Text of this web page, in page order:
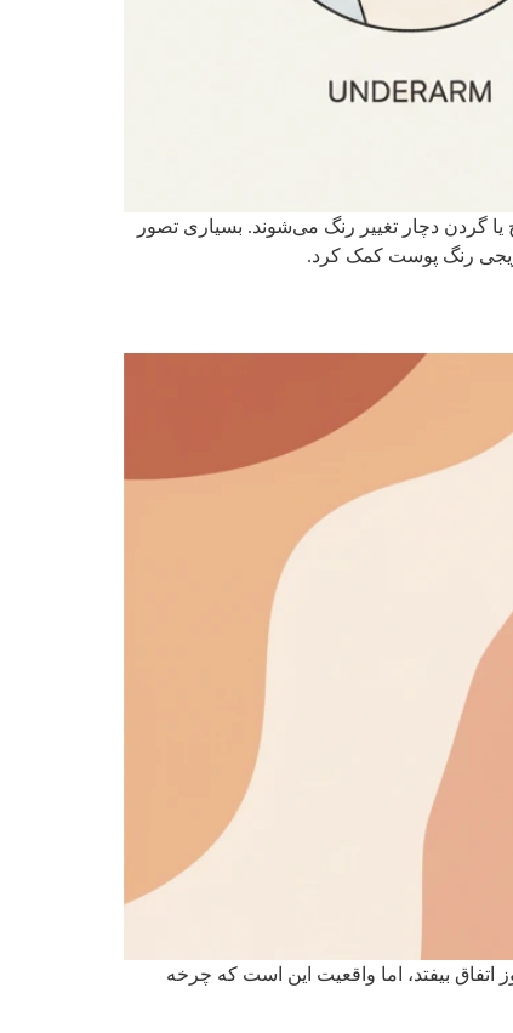
یا گردن دچار تغییر رنگ می‌شوند. بسیاری تصور
رنگ پوست کمک کرد.
یکی از مهم‌ترین شاخص‌های سلامت زنان است. بسیاری از افراد تصور می‌کنند چرخه قاعدگی باید دقیقاً هر ۲۸ روز اتفاق بیفتد، اما واقعیت این است که چرخه